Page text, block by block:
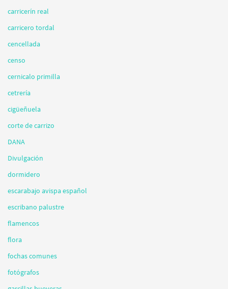
carricerín real
carricero tordal
cencellada
censo
cernicalo primilla
cetrería
cigüeñuela
corte de carrizo
DANA
Divulgación
dormidero
escarabajo avispa español
escribano palustre
flamencos
flora
fochas comunes
fotógrafos